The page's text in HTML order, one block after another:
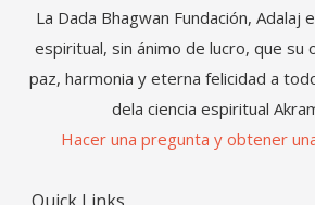
La Dada Bhagwan Fundación, Adalaj
espiritual, sin ánimo de lucro, que su
paz, harmonia y eterna felicidad a
dela ciencia espiritual
Hacer una pregunta y obtener